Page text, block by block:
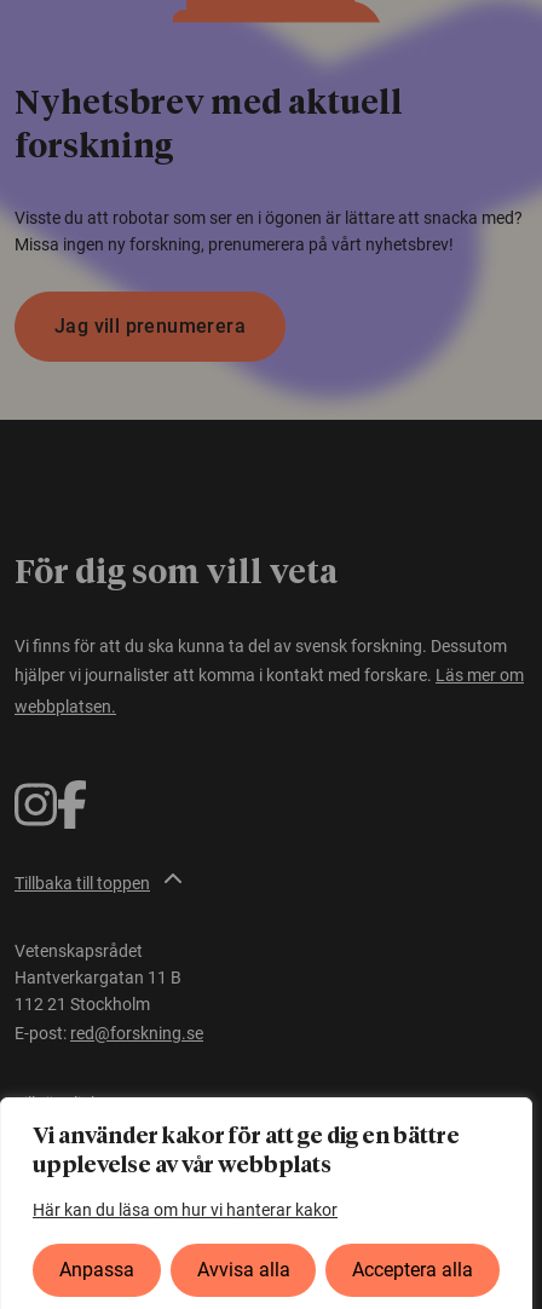
Vi använder kakor för att ge dig en bättre
upplevelse av vår webbplats
Här kan du läsa om hur vi hanterar kakor
Anpassa Avvisa alla Acceptera alla
Nyhetsbrev med aktuell
forskning
Visste du att robotar som ser en i ögonen är lättare att snacka med?
Missa ingen ny forskning, prenumerera på vårt nyhetsbrev!
Jag vill prenumerera
För dig som vill veta
Vi finns för att du ska kunna ta del av svensk forskning. Dessutom
hjälper vi journalister att komma i kontakt med forskare. Läs mer om
webbplatsen.
Tillbaka till toppen
Vetenskapsrådet
Hantverkargatan 11 B
112 21 Stockholm
E-post: red@forskning.se
Tillgänglighet
Ett initiativ avVetenskapsrådet